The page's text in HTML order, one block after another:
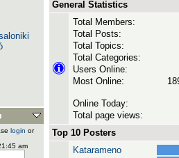
login or
am
General Statistics
Total Members:
Total Posts:
Total Topics:
Total Categories:
Users Online:
Most Online:
Online Today:
Total page views:
Top 10 Posters
Katarameno